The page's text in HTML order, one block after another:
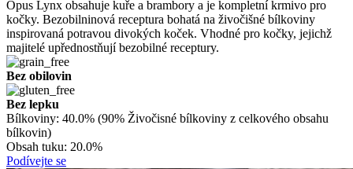
Opus Lynx obsahuje kuře a brambory a je kompletní krmivo pro
kočky. Bezobilninová receptura bohatá na živočišné bílkoviny
inspirovaná potravou divokých koček. Vhodné pro kočky, jejichž
majitelé upřednostňují bezobilné receptury.
Bez obilovin
Bez lepku
Bílkoviny: 40.0% (90% Živočisné bílkoviny z celkového obsahu
bílkovin)
Obsah tuku: 20.0%
Podívejte se